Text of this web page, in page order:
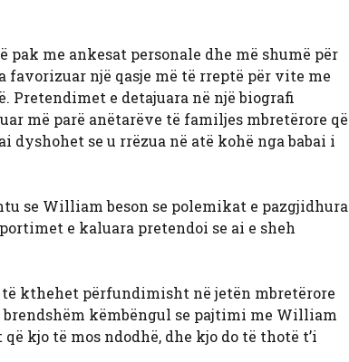
me ankesat personale dhe më shumë për
një qasje më të rreptë për vite me
Pretendimet e detajuara në një biografi
më parë anëtarëve të familjes mbretërore që
dyshohet se u rrëzua në atë kohë nga babai i
se William beson se polemikat e pazgjidhura
e kaluara pretendoi se ai e sheh
të kthehet përfundimisht në jetën mbretërore
këmbëngul se pajtimi me William
kjo të mos ndodhë, dhe kjo do të thotë t’i